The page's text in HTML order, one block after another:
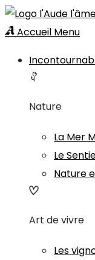
Accueil Menu
Nature
La Mer
Le
Nature
Art de vivre
Les